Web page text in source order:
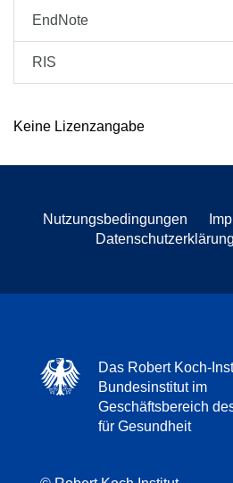
EndNote
RIS
Keine Lizenzangabe
Nutzungsbedingungen
Datenschutzerklärung
Das Robert Koch-
Bundesinstitut im
Geschäftsbereich
für Gesundheit